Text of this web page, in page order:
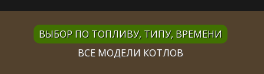
ВЫБОР ПО ТОПЛИВУ, ТИПУ, ВРЕМЕНИ
ВСЕ МОДЕЛИ КОТЛОВ